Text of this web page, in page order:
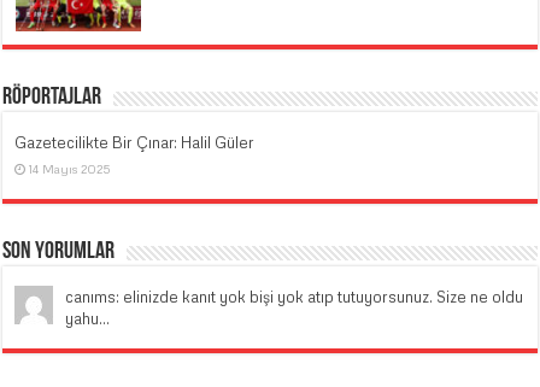
Röportajlar
Gazetecilikte Bir Çınar: Halil Güler
14 Mayıs 2025
Son Yorumlar
canıms: elinizde kanıt yok bişi yok atıp tutuyorsunuz. Size ne oldu
yahu...